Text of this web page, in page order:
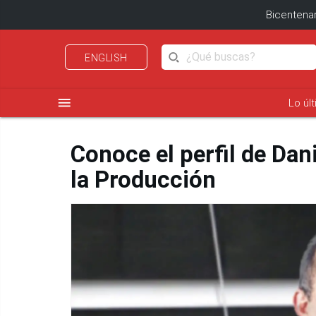
ENGLISH
menu Lo
Conoce el perfil de
la Producción